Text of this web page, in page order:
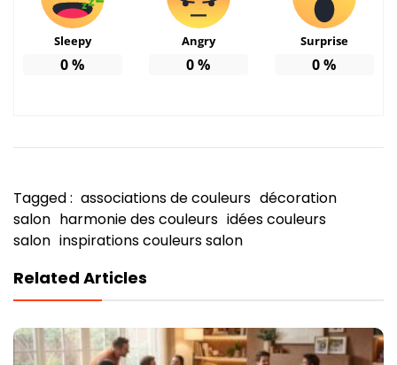
Sleepy
0%
Angry
0%
Surprise
0%
Tagged : associations de couleurs décoration
salon harmonie des couleurs idées couleurs
salon inspirations couleurs salon
Related Articles